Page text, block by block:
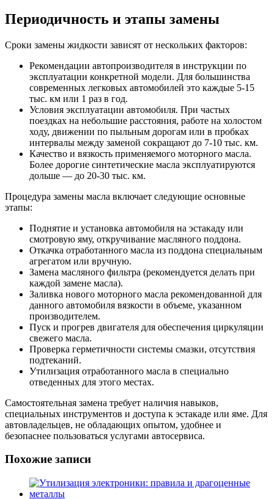
Периодичность и этапы замены
Сроки замены жидкости зависят от нескольких факторов:
Рекомендации автопроизводителя в инструкции по
эксплуатации конкретной модели. Для большинства
современных легковых автомобилей это каждые 5-15
тыс. км или 1 раз в год.
Условия эксплуатации автомобиля. При частых
поездках на небольшие расстояния, работе на холостом
ходу, движении по пыльным дорогам или в пробках
интервалы между заменой сокращают до 7-10 тыс. км.
Качество и вязкость применяемого моторного масла.
Более дорогие синтетические масла эксплуатируются
дольше — до 20-30 тыс. км.
Процедура замены масла включает следующие основные
этапы:
Поднятие и установка автомобиля на эстакаду или
смотровую яму, откручивание масляного поддона.
Откачка отработанного масла из поддона специальным
агрегатом или вручную.
Замена масляного фильтра (рекомендуется делать при
каждой замене масла).
Заливка нового моторного масла рекомендованной для
данного автомобиля вязкости в объеме, указанном
производителем.
Пуск и прогрев двигателя для обеспечения циркуляции
свежего масла.
Проверка герметичности системы смазки, отсутствия
подтеканий.
Утилизация отработанного масла в специально
отведенных для этого местах.
Самостоятельная замена требует наличия навыков,
специальных инструментов и доступа к эстакаде или яме. Для
автовладельцев, не обладающих опытом, удобнее и
безопаснее пользоваться услугами автосервиса.
Похожие записи